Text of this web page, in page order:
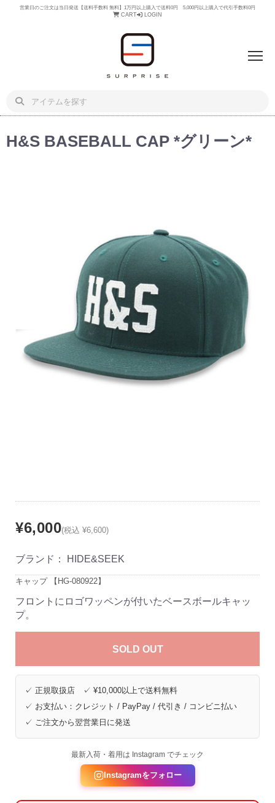
営業日のご注文は当日発送【送料手数料 無料】1万円以上購入で送料0円 5,000円以上購入で代引手数料0円
CART LOGIN
H&S BASEBALL CAP *グリーン*
¥6,000(税込 ¥6,600)
ブランド： HIDE&SEEK
キャップ 【HG-080922】
フロントにロゴワッペンが付いたベースボールキャッ
プ。
SOLD OUT
✓ 正規取扱店 ✓ ¥10,000以上で送料無料
✓ お支払い：クレジット / PayPay / 代引き / コンビニ払い
✓ ご注文から翌営業日に発送
最新入荷・着用は Instagram でチェック
Instagramをフォロー